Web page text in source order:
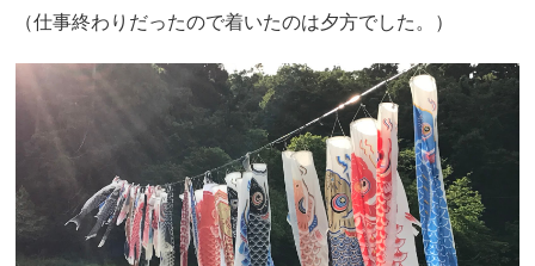
（仕事終わりだったので着いたのは夕方でした。）